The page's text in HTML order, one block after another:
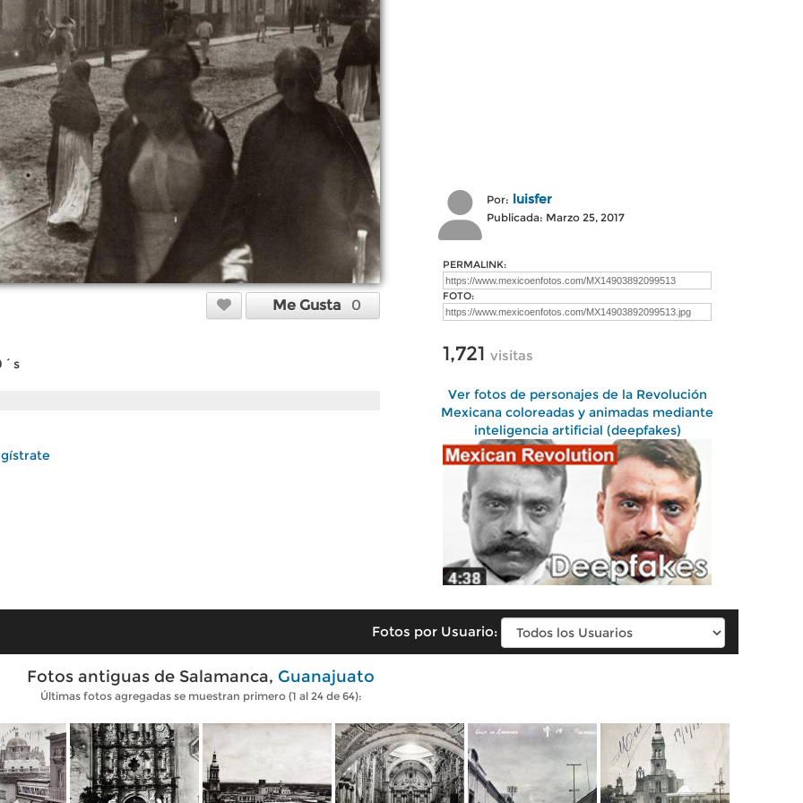
Me Gusta 0
Por: luisfer
Publicada: Marzo 25, 2017
PERMALINK:
FOTO:
1,721 visitas
Ver fotos de personajes de la Revolución
Mexicana coloreadas y animadas mediante
inteligencia artificial (deepfakes)
Fotos por Usuario:
Fotos antiguas de Salamanca, Guanajuato
Últimas fotos agregadas se muestran primero (1 al 24 de 64):